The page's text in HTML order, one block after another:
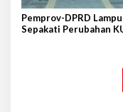
Pemprov-DPRD
Sepakati Perubahan